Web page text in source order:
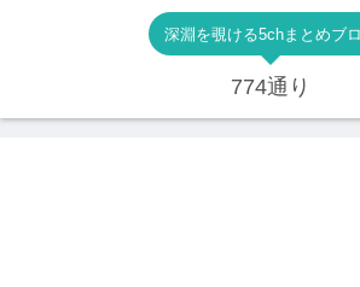
深淵を覗ける5chまとめブ
774通り